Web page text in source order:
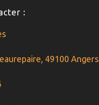
:
49100 Angers